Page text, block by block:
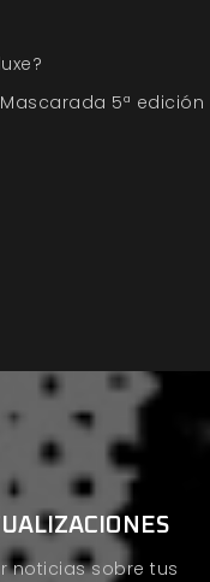
5ª edición
noticias sobre tus